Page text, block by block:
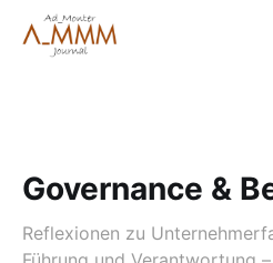
Governance &
Reflexionen zu